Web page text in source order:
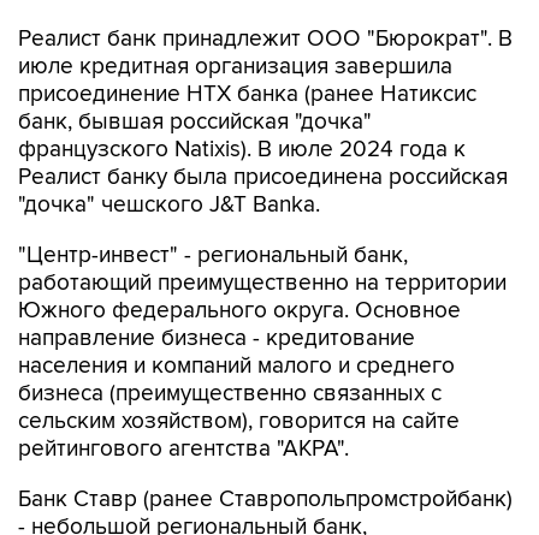
присоединение НТХ банка (ранее Натиксис
банк, бывшая российская "дочка"
французского Natixis). В июле 2024 года к
Реалист банку была присоединена российская
"дочка" чешского J&T Banka.
"Центр-инвест" - региональный банк,
Южного федерального округа. Основное
направление бизнеса - кредитование
населения и компаний малого и среднего
бизнеса (преимущественно связанных с
сельским хозяйством), говорится на сайте
рейтингового агентства "АКРА".
Банк Ставр (ранее Ставропольпромстройбанк)
специализируется на кредитовании и расчетно-